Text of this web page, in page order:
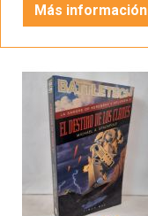
Más información